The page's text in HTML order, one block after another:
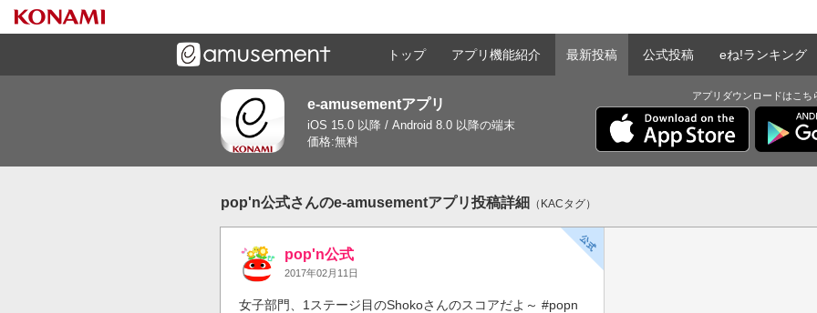
ゲームと連携したコミュニケーションアプリで
トップ アプリ機能紹介 最新投稿 公式投稿 eね!ランキング
e-amusementアプリ
iOS 15.0 以降 / Android 8.0 以降の端末
価格:無料
アプリダウンロードはこち
pop'n公式さんのe-amusementアプリ投稿詳細 （KACタグ）
pop'n公式
2017年02月11日
女子部門、1ステージ目のShokoさんのスコアだよ～ #popn